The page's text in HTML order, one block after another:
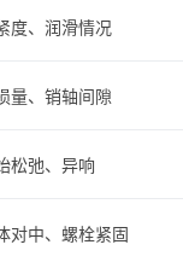
度、润滑情况
量、销轴间隙
松弛、异响
对中、螺栓紧固